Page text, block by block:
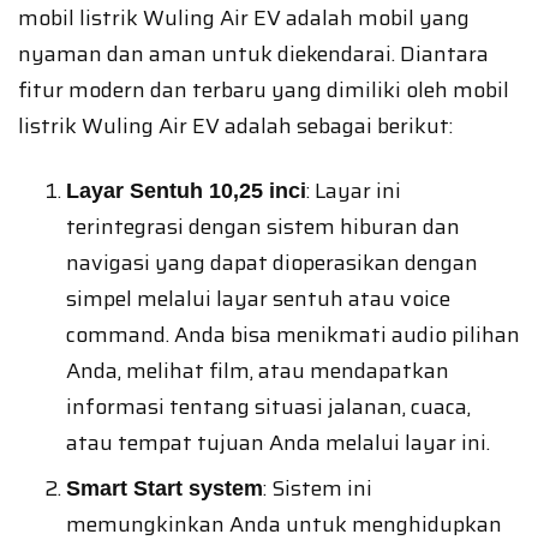
mobil listrik Wuling Air EV adalah mobil yang
nyaman dan aman untuk diekendarai. Diantara
fitur modern dan terbaru yang dimiliki oleh mobil
listrik Wuling Air EV adalah sebagai berikut:
Layar Sentuh 10,25 inci: Layar ini
terintegrasi dengan sistem hiburan dan
navigasi yang dapat dioperasikan dengan
simpel melalui layar sentuh atau voice
command. Anda bisa menikmati audio pilihan
Anda, melihat film, atau mendapatkan
informasi tentang situasi jalanan, cuaca,
atau tempat tujuan Anda melalui layar ini.
Smart Start system: Sistem ini
memungkinkan Anda untuk menghidupkan